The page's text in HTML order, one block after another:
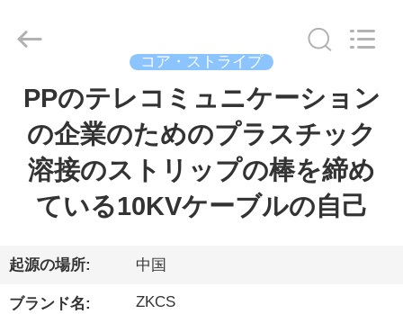
家
ビ
デ
2021
INDUSTRIAL
コア・ストライプ
PPのテレコミュニケーション
の企業のためのプラスチック
溶接のストリップの棒を締め
ている10KVケーブルの自己
起源の場所: 中国
ブランド名: ZKCS